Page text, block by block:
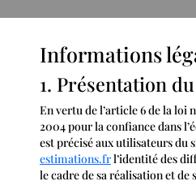
Informations
1. Présentation
En vertu de l’article 6 de la loi
2004 pour la confiance dans
est précisé aux utilisateurs du
estimations.frl’identité des
le cadre de sa réalisation et de